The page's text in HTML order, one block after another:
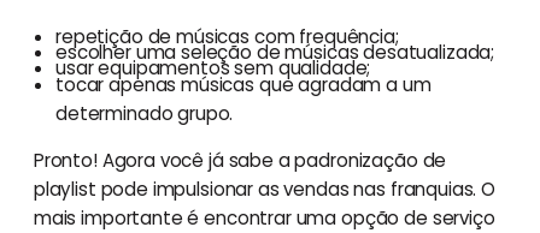
repetição de músicas com frequência;
escolher uma seleção de músicas desatualizada;
usar equipamentos sem qualidade;
tocar apenas músicas que agradam a um
determinado grupo.
Pronto! Agora você já sabe a padronização de
playlist pode impulsionar as vendas nas franquias. O
mais importante é encontrar uma opção de serviço